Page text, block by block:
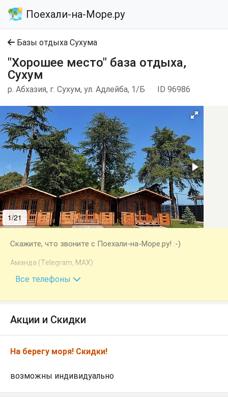
Поехали-на-Море.ру
Базы отдыха Сухума
"Хорошее место" база отдыха,
Сухум
р. Абхазия, г. Сухум, ул. Адлейба, 1/Б ID 96986
1/21
Скажите, что звоните с Поехали-на-Море.ру! :-)
Аманда (Telegram, MAX)
+7 (940) 777-70-55
Все телефоны
Акции и Скидки
На берегу моря! Скидки!
возможны индивидуально